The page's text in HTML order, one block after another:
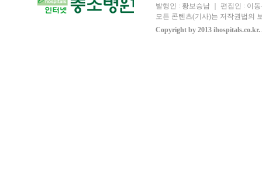
발행인 : 황보승남 ｜ 편집인 : 이
모든 콘텐츠(기사)는 저작권법의
Copyright by 2013 ihospitals.co.kr.